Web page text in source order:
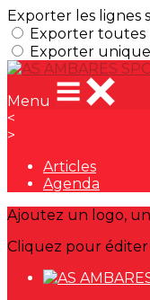
Exporter les lignes
Exporter toutes
Exporter
Menu
<
>
Articles
Agenda
Ajoutez un logo,
Cliquez pour éditer